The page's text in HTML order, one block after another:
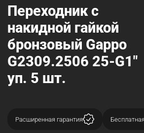
Переходник с
накидной гайкой
бронзовый Gappo
G2309.2506 25-G1"
уп. 5 шт.
Расширенная гарантия